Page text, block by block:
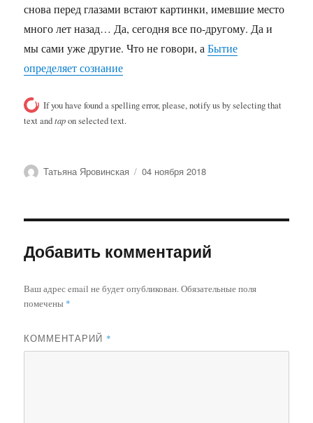
снова перед глазами встают картинки, имевшие место
много лет назад… Да, сегодня все по-другому. Да и
мы сами уже другие. Что не говори, аБытие
определяет сознание
If you have found a spelling error, please, notify us by selecting that
text andtapon selected text.
Автор
Татьяна Яровинская Опубликовано
04 ноября 2018
Добавить комментарий
Ваш адрес email не будет опубликован.Обязательные поля
помечены *
КОММЕНТАРИЙ *